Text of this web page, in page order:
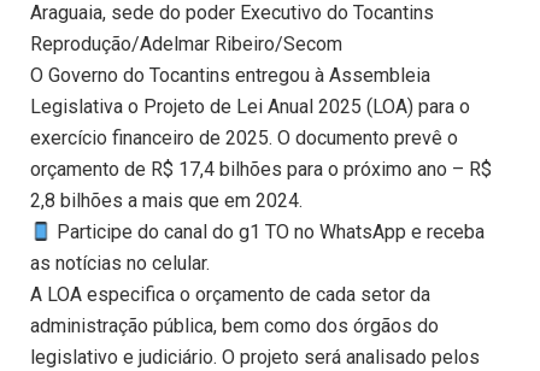
Araguaia, sede do poder Executivo do Tocantins
Reprodução/Adelmar Ribeiro/Secom
O Governo do Tocantins entregou à Assembleia
Legislativa o Projeto de Lei Anual 2025 (LOA) para o
exercício financeiro de 2025. O documento prevê o
orçamento de R$ 17,4 bilhões para o próximo ano – R$
2,8 bilhões a mais que em 2024.
Participe do canal do g1 TO no WhatsApp e receba
as notícias no celular.
A LOA especifica o orçamento de cada setor da
administração pública, bem como dos órgãos do
legislativo e judiciário. O projeto será analisado pelos